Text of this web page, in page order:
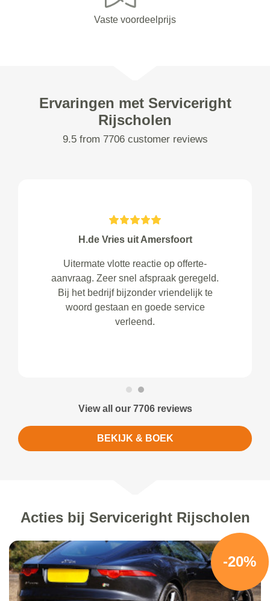
Vaste voordeelprijs
Ervaringen met Serviceright
Rijscholen
9.5 from 7706 customer reviews
H.de Vries uit Amersfoort
Uitermate vlotte reactie op offerte-
aanvraag. Zeer snel afspraak geregeld.
Bij het bedrijf bijzonder vriendelijk te
woord gestaan en goede service
verleend.
View all our 7706 reviews
BEKIJK & BOEK
Acties bij Serviceright Rijscholen
-20%